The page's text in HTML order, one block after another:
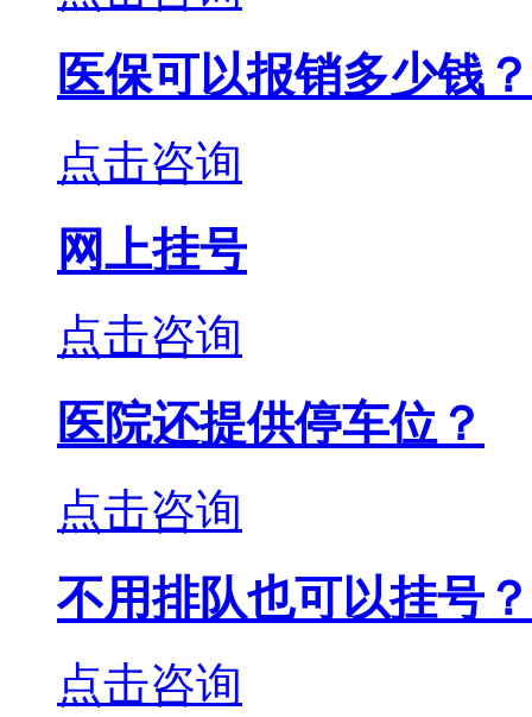
医保可以报销多少钱？
点击咨询
网上挂号
点击咨询
医院还提供停车位？
点击咨询
不用排队也可以挂号？
点击咨询